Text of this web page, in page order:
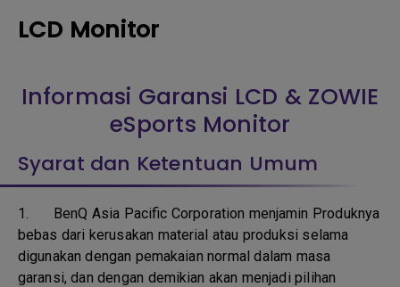
LCD Monitor
Informasi Garansi LCD & ZOWIE
eSports Monitor
Syarat dan Ketentuan Umum
1. BenQ Asia Pacific Corporation menjamin Produknya
bebas dari kerusakan material atau produksi selama
digunakan dengan pemakaian normal dalam masa
garansi, dan dengan demikian akan menjadi pilihan